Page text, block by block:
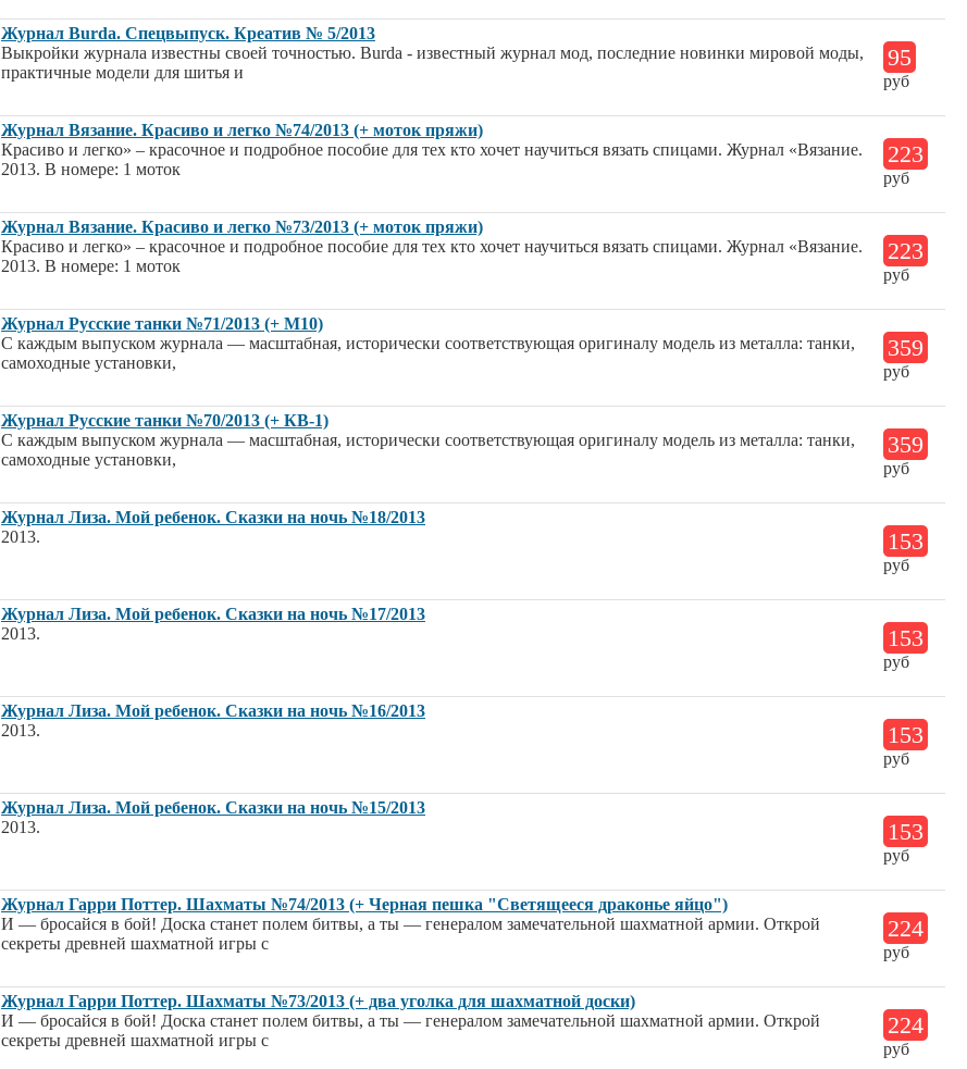
Журнал Burda. Спецвыпуск. Креатив № 5/2013
Выкройки журнала известны своей точностью. Burda - известный журнал мод, последние новинки мировой моды,
практичные модели для шитья и
95
руб
Журнал Вязание. Красиво и легко №74/2013 (+ моток пряжи)
Красиво и легко» – красочное и подробное пособие для тех кто хочет научиться вязать спицами. Журнал «Вязание.
2013. В номере: 1 моток
223
руб
Журнал Вязание. Красиво и легко №73/2013 (+ моток пряжи)
Красиво и легко» – красочное и подробное пособие для тех кто хочет научиться вязать спицами. Журнал «Вязание.
2013. В номере: 1 моток
223
руб
Журнал Русские танки №71/2013 (+ М10)
С каждым выпуском журнала — масштабная, исторически соответствующая оригиналу модель из металла: танки,
самоходные установки,
359
руб
Журнал Русские танки №70/2013 (+ КВ-1)
С каждым выпуском журнала — масштабная, исторически соответствующая оригиналу модель из металла: танки,
самоходные установки,
359
руб
Журнал Лиза. Мой ребенок. Сказки на ночь №18/2013
2013.
153
руб
Журнал Лиза. Мой ребенок. Сказки на ночь №17/2013
2013.
153
руб
Журнал Лиза. Мой ребенок. Сказки на ночь №16/2013
2013.
153
руб
Журнал Лиза. Мой ребенок. Сказки на ночь №15/2013
2013.
153
руб
Журнал Гарри Поттер. Шахматы №74/2013 (+ Черная пешка "Светящееся драконье яйцо")
И — бросайся в бой! Доска станет полем битвы, а ты — генералом замечательной шахматной армии. Открой
секреты древней шахматной игры с
224
руб
Журнал Гарри Поттер. Шахматы №73/2013 (+ два уголка для шахматной доски)
И — бросайся в бой! Доска станет полем битвы, а ты — генералом замечательной шахматной армии. Открой
секреты древней шахматной игры с
224
руб